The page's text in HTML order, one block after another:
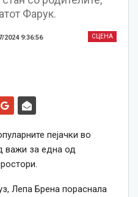
Фарук.
СЦЕНА
2024 9:36:56
пејачки во
важи за една од
Лепа Брена пораснала